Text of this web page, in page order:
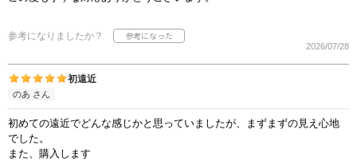
参考になりましたか？
2026/07/28
初遠近
のあ さん
初めての遠近でどんな感じかと思っていましたが、まずまずの見え心地
でした。
また、購入します